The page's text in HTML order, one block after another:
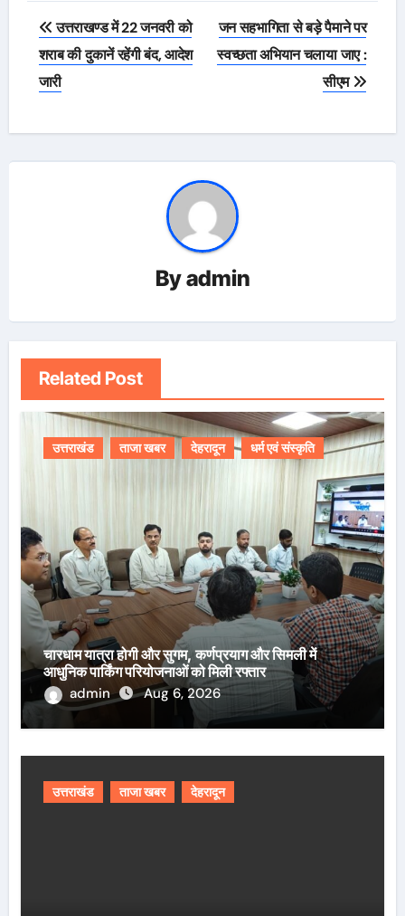
Post
navigation
उत्तराखण्ड में 22 जनवरी को
शराब की दुकानें रहेंगी बंद, आदेश
जारी
जन सहभागिता से बड़े पैमाने पर
स्वच्छता अभियान चलाया जाए :
सीएम
Byadmin
Related Post
उत्तराखंड ताजा खबर देहरादून धर्म एवं संस्कृति
चारधाम यात्रा होगी और सुगम, कर्णप्रयाग और सिमली में
आधुनिक पार्किंग परियोजनाओं को मिली रफ्तार
admin
Aug 6, 2026
उत्तराखंड ताजा खबर देहरादून